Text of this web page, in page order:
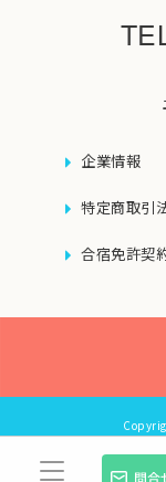
企業情報
特定商取引
合宿免許契